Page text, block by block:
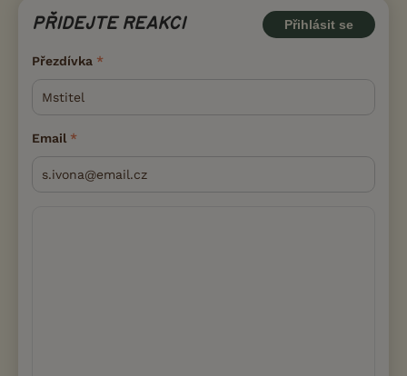
PŘIDEJTE REAKCI Přihlásit se
Přezdívka
Email